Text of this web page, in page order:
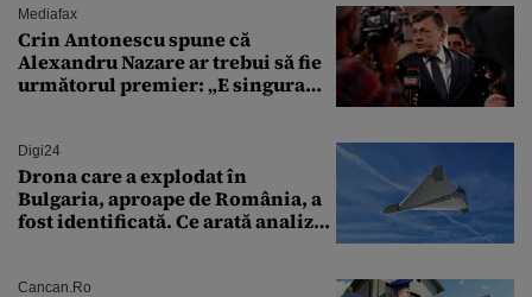
Mediafax
Crin Antonescu spune că
Alexandru Nazare ar trebui să fie
următorul premier: „E singura
Digi24
Drona care a explodat în
Bulgaria, aproape de România, a
fost identificată. Ce arată analiza
Cancan.ro